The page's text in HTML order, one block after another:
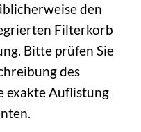
den
Filterkorb
Bitte prüfen Sie
des
exakte Auflistung